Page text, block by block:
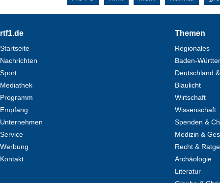
Footer
rtf1.de
Startseite
Nachrichten
Sport
Mediathek
Programm
Empfang
Unternehmen
Service
Werbung
Kontakt
Themen
Regionales
Baden-
Deutschland
Blaulicht
Wirtschaft
Wissenschaft
Spenden &
Medizin &
Recht &
Archäologie
Literatur